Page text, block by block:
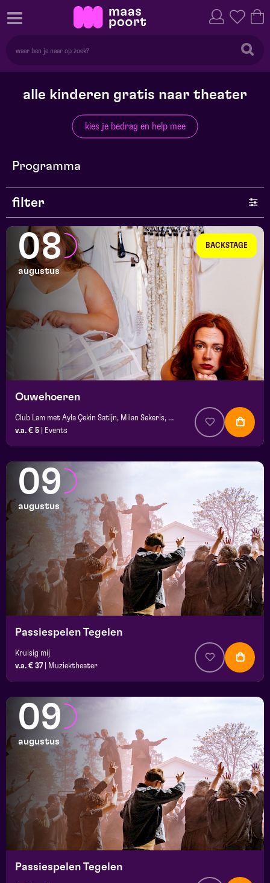
alle kinderen gratis naar theater
kies je bedrag en help mee
Programma
filter
genre
series en selecties
BACKSTAGE
08
augustus
Ouwehoeren
Club Lam met Ayla Çekin Satijn, Milan Sekeris, Dic van Duin, Jean-Baptiste Rey e.a.
v.a. € 5
Events
09
augustus
Passiespelen Tegelen
Kruisig mij
v.a. € 37
Muziektheater
09
augustus
Passiespelen Tegelen